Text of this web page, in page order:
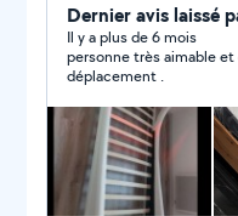
Dernier avis laissé
Il y a plus de 6 mois
personne très aimable
déplacement .